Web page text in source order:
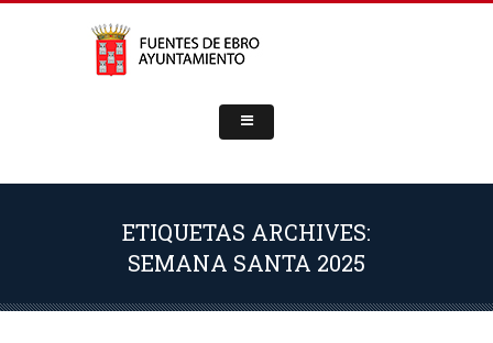
ETIQUETAS ARCHIVES:
SEMANA SANTA 2025